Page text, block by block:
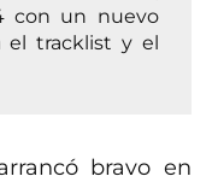
con un nuevo
el tracklist y el
bravo en